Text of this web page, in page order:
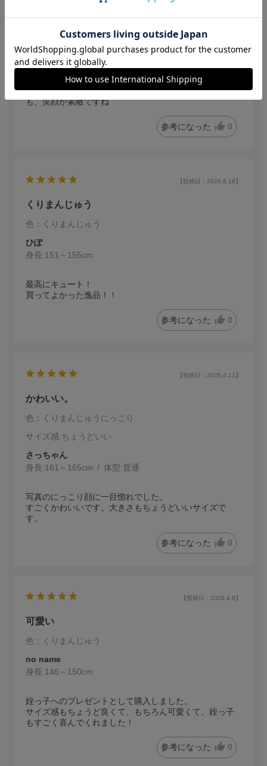
しまうま
50代前半 靴のサイズ:23.5cm
ちいかわシリーズのめいぐるみの中で、くりまんじゅう
も好きだけど、ニッコリ顔のくりまんじゅうのぬいぐる
みを発見したので、喜んで買いました。人もぬいぐるみ
も、笑顔が素敵ですね
参考になった 0
【投稿日：2026.6.18】
くりまんじゅう
色：くりまんじゅう
ひぽ
身長:151～155cm
最高にキュート！
買ってよかった逸品！！
参考になった 0
【投稿日：2026.4.11】
かわいい。
色：くりまんじゅうにっこり
サイズ感:ちょうどいい
さっちゃん
身長:161～165cm 体型:普通
写真のにっこり顔に一目惚れでした。
すごくかわいいです。大きさもちょうどいいサイズで
す。
参考になった 0
【投稿日：2026.4.6】
可愛い
色：くりまんじゅう
no name
身長:146～150cm
姪っ子へのプレゼントとして購入しました。
サイズ感もちょうど良くて、もちろん可愛くて、姪っ子
もすごく喜んでくれました！
参考になった 0